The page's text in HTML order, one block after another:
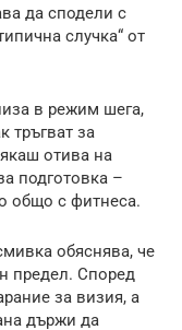
да сподели с
случка“ от
в режим шега,
тръгват за
отива на
подготовка –
общо с фитнеса.
обяснява, че
предел. Според
за визия, а
държи да